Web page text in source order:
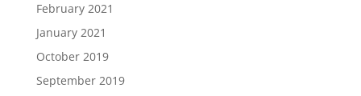
February 2021
January 2021
October 2019
September 2019